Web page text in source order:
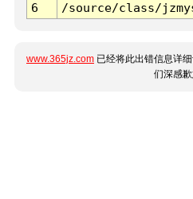
6
/source/class/
www.365jz.com 已经将此出错信息详
们深感